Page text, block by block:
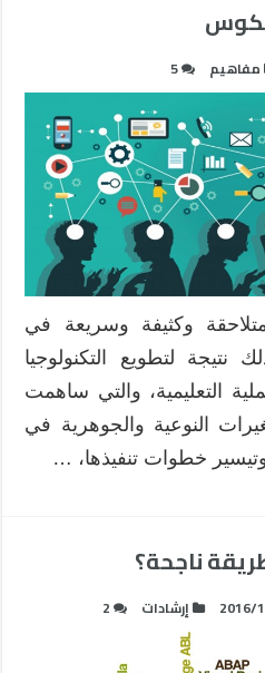
مفاهيم 5
وكثيفة وسريعة في
نتيجة لتطويع التكنولوجيا
التعليمية، والتي ساهمت
النوعية والجوهرية في
وتيسير خطوات تنفيذها، …
ناجحة؟
2016/ إرشادات 2